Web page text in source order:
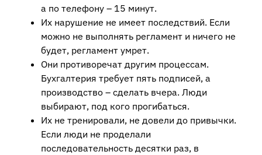
а по телефону – 15 минут.
Их нарушение не имеет последствий. Если
можно не выполнять регламент и ничего не
будет, регламент умрет.
Они противоречат другим процессам.
Бухгалтерия требует пять подписей, а
производство – сделать вчера. Люди
выбирают, под кого прогибаться.
Их не тренировали, не довели до привычки.
Если люди не проделали
последовательность десятки раз, в